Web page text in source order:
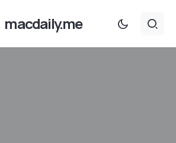
macdaily.me